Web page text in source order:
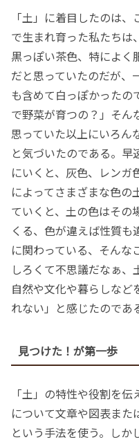
「土」に着目したのは
で生まれ育った私たちは
黒っぽい茶色、特によく
だと思っていたのだが、
も含めて白っぽかったの
で野菜が育つの？」そん
思っていた以上にいろん
と気づいたのである。
にいくと、灰色、レンガ
によってさまざまな色の
ていくと、土の色はその
くる、色が違えば性質
に関わっている、そんな
しろくて不思議だなぁ
自然や文化や暮らしなど
れない」と感じたのであ
見つけた！が第一歩
「土」の特性や役割を
について文章や図表また
という手法を使う。しか